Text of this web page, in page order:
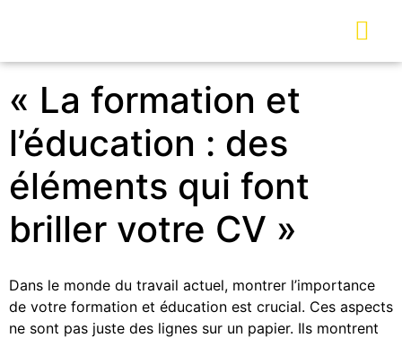
« La formation et
l’éducation : des
éléments qui font
briller votre CV »
Dans le monde du travail actuel, montrer l’importance
de votre formation et éducation est crucial. Ces aspects
ne sont pas juste des lignes sur un papier. Ils montrent